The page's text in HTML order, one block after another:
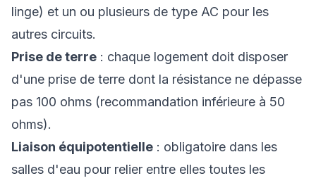
linge) et un ou plusieurs de type AC pour les
autres circuits.
Prise de terre : chaque logement doit disposer
d'une prise de terre dont la résistance ne dépasse
pas 100 ohms (recommandation inférieure à 50
ohms).
Liaison équipotentielle : obligatoire dans les
salles d'eau pour relier entre elles toutes les